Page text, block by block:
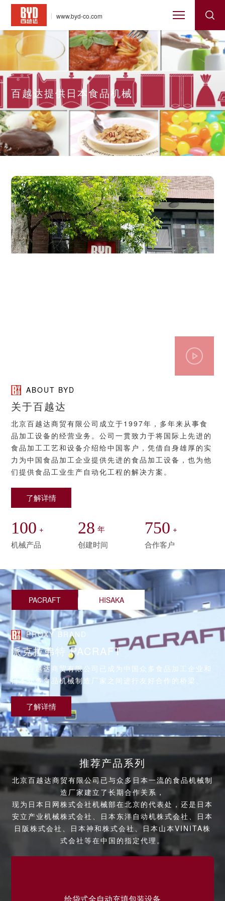
www.byd-co.com
百越达提供日本食品机械
01
ABOUT BYD
关于百越达
北京百越达商贸有限公司成立于1997年，多年来从事食
品加工设备的经营业务。公司一贯致力于将国际上先进的
食品加工工艺和设备介绍给中国客户，凭借自身雄厚的实
力为中国食品加工企业提供先进的食品加工设备，也为他
们提供食品工业生产自动化工程的解决方案。
了解详情
100 +
机械产品
28 年
创建时间
750 +
合作客户
PACRAFT HISAKA
PROXY BRAND
派克拉弗特 PACRAFT
北京百越达商贸有限公司已成为中国众多食品加工企业和
日本众多食品机械制造厂家之间进行友好合作的桥梁。
了解详情
推荐产品系列
北京百越达商贸有限公司已与众多日本一流的食品机械制
造厂家建立了长期合作关系，
现为日本日网株式会社机械部在北京的代表处，还是日本
安立产业机械株式会社、日本东洋自动机株式会社、日本
日阪株式会社、日本神和株式会社、日本山本VINITA株
式会社等在中国的指定代理。
给袋式全自动充填包装设备